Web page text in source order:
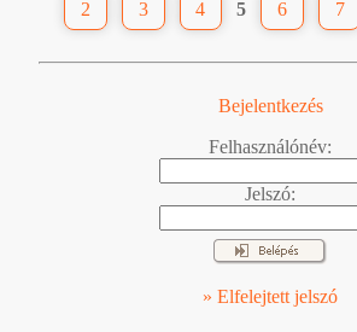
2 3 4 5 6 7
Bejelentkezés
Felhasználónév:
Jelszó:
» Elfelejtett jelszó